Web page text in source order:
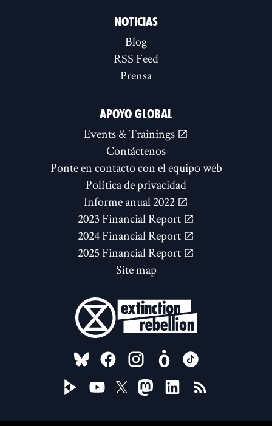
NOTICIAS
Blog
RSS Feed
Prensa
APOYO GLOBAL
Events & Trainings
Contáctenos
Ponte en contacto con el equipo web
Política de privacidad
Informe anual 2022
2023 Financial Report
2024 Financial Report
2025 Financial Report
Site map
FOLLOW US ON